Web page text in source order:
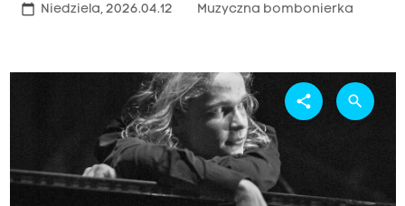
calendar_today Niedziela, 2026.04.12 Muzyczna bombonierka
share search